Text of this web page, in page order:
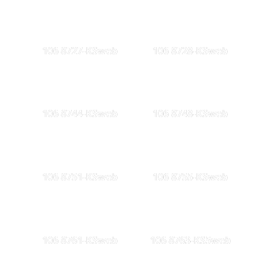
106 8727-KSweb 106 8728-KSweb
106 8744-KSweb 106 8748-KSweb
106 8751-KSweb 106 8755-KSweb
106 8761-KSweb 106 8763-KS5web